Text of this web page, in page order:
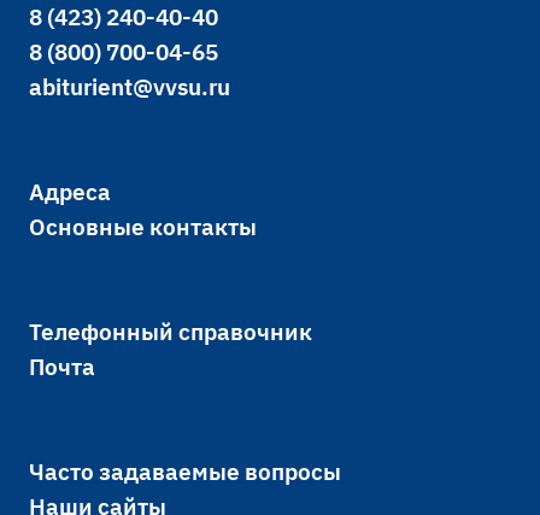
8 (423) 240-40-40
8 (800) 700-04-65
abiturient@vvsu.ru
Адреса
Основные контакты
Телефонный справочник
Почта
Часто задаваемые вопросы
Наши сайты